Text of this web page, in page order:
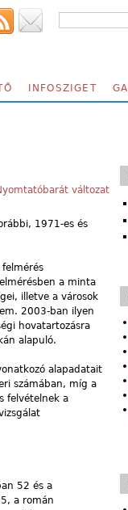
INFOSZIGET
változat
1971-es és
a minta
illetve a városok
2003-ban ilyen
hovatartozásra
alapuló.
alapadatait
számában, míg a
felvételnek a
52 és a
a román